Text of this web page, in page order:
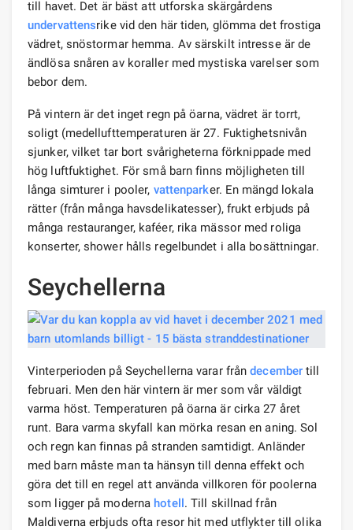
till havet. Det är bäst att utforska skärgårdens
undervattensrike vid den här tiden, glömma det frostiga
vädret, snöstormar hemma. Av särskilt intresse är de
ändlösa snåren av koraller med mystiska varelser som
bebor dem.
På vintern är det inget regn på öarna, vädret är torrt,
soligt (medellufttemperaturen är 27. Fuktighetsnivån
sjunker, vilket tar bort svårigheterna förknippade med
hög luftfuktighet. För små barn finns möjligheten till
långa simturer i pooler, vattenparker. En mängd lokala
rätter (från många havsdelikatesser), frukt erbjuds på
många restauranger, kaféer, rika mässor med roliga
konserter, shower hålls regelbundet i alla bosättningar.
Seychellerna
Vinterperioden på Seychellerna varar fråndecember till
februari. Men den här vintern är mer som vår väldigt
varma höst. Temperaturen på öarna är cirka 27 året
runt. Bara varma skyfall kan mörka resan en aning. Sol
och regn kan finnas på stranden samtidigt. Anländer
med barn måste man ta hänsyn till denna effekt och
göra det till en regel att använda villkoren för poolerna
som ligger på moderna hotell. Till skillnad från
Maldiverna erbjuds ofta resor hit med utflykter till olika